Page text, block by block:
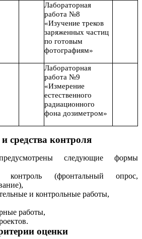
Лабораторная
работа №8
«Изучение треков
заряженных частиц
по готовым
фотографиям»
Лабораторная
работа №9
«Измерение
естественного
радиационного
фона дозиметром»
средства контроля
следующие формы
контроль (фронтальный опрос,
и контрольные работы,
работы,
оценки